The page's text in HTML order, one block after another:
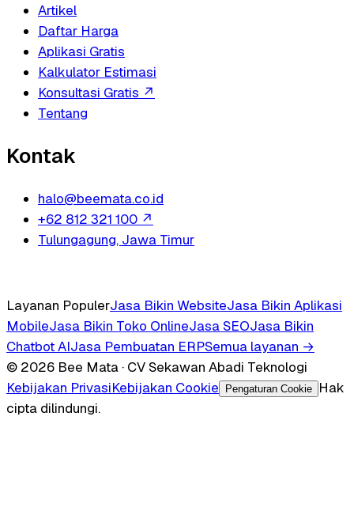
Artikel
Daftar Harga
Aplikasi Gratis
Kalkulator Estimasi
Konsultasi Gratis ↗
Tentang
Kontak
halo@beemata.co.id
+62 812 321 100 ↗
Tulungagung, Jawa Timur
Layanan PopulerJasa Bikin WebsiteJasa Bikin Aplikasi
MobileJasa Bikin Toko OnlineJasa SEOJasa Bikin
Chatbot AIJasa Pembuatan ERPSemua layanan →
© 2026 Bee Mata · CV Sekawan Abadi Teknologi
Kebijakan PrivasiKebijakan Cookie Pengaturan Cookie
Hak
cipta dilindungi.